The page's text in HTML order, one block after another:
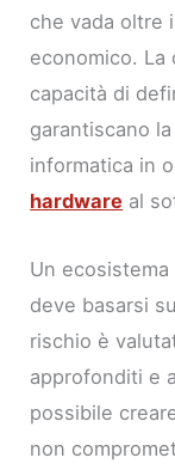
che vada oltre
economico. La
capacità di
garantiscano
informatica in
hardware al
Un
deve basarsi
rischio è
approfonditi e
possibile
non